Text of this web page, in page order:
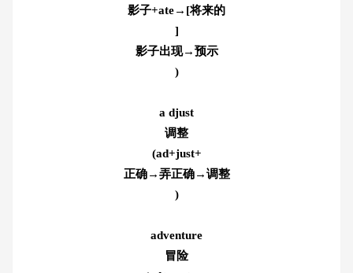
影子+ate→[将来的
]
影子出现→预示
)
a djust
调整
(ad+just+
正确→弄正确→调整
)
adventure
冒险